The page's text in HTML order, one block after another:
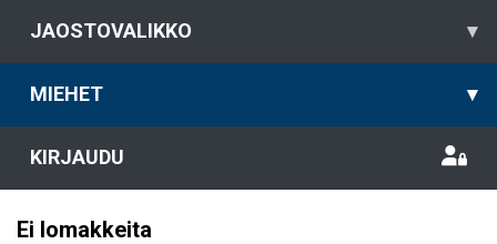
JAOSTOVALIKKO ▾
MIEHET ▾
KIRJAUDU
Ei lomakkeita